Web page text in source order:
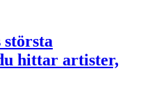
största
hittar artister,